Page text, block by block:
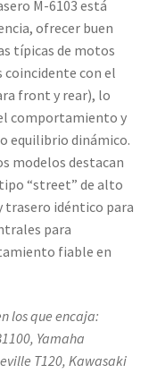
M-6103 está
ofrecer buen
típicas de motos
coincidente con el
front y rear), lo
comportamiento y
equilibrio dinámico.
modelos destacan
“street” de alto
idéntico para
para
fiable en
los que encaja:
Yamaha
T120, Kawasaki